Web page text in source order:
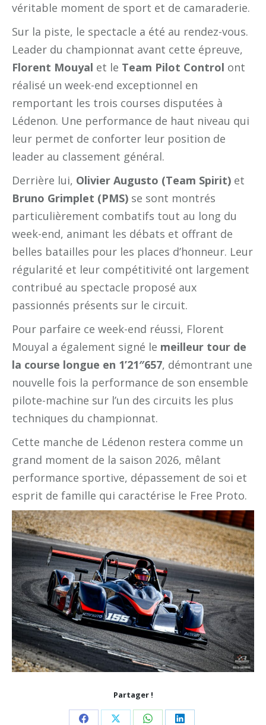
véritable moment de sport et de camaraderie.
Sur la piste, le spectacle a été au rendez-vous.
Leader du championnat avant cette épreuve,
Florent Mouyal et le Team Pilot Control ont
réalisé un week-end exceptionnel en
remportant les trois courses disputées à
Lédenon. Une performance de haut niveau qui
leur permet de conforter leur position de
leader au classement général.
Derrière lui, Olivier Augusto (Team Spirit) et
Bruno Grimplet (PMS) se sont montrés
particulièrement combatifs tout au long du
week-end, animant les débats et offrant de
belles batailles pour les places d’honneur. Leur
régularité et leur compétitivité ont largement
contribué au spectacle proposé aux
passionnés présents sur le circuit.
Pour parfaire ce week-end réussi, Florent
Mouyal a également signé le meilleur tour de
la course longue en 1’21″657, démontrant une
nouvelle fois la performance de son ensemble
pilote-machine sur l’un des circuits les plus
techniques du championnat.
Cette manche de Lédenon restera comme un
grand moment de la saison 2026, mêlant
performance sportive, dépassement de soi et
esprit de famille qui caractérise le Free Proto.
Partager !